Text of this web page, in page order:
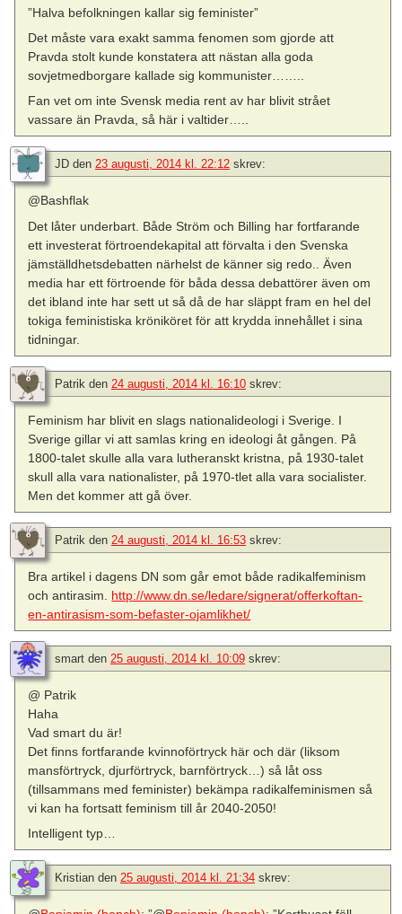
”Halva befolkningen kallar sig feminister”
Det måste vara exakt samma fenomen som gjorde att
Pravda stolt kunde konstatera att nästan alla goda
sovjetmedborgare kallade sig kommunister……..
Fan vet om inte Svensk media rent av har blivit strået
vassare än Pravda, så här i valtider…..
JD den 23 augusti, 2014 kl. 22:12 skrev:
@Bashflak
Det låter underbart. Både Ström och Billing har fortfarande
ett investerat förtroendekapital att förvalta i den Svenska
jämställdhetsdebatten närhelst de känner sig redo.. Även
media har ett förtroende för båda dessa debattörer även om
det ibland inte har sett ut så då de har släppt fram en hel del
tokiga feministiska kröniköret för att krydda innehållet i sina
tidningar.
Patrik den 24 augusti, 2014 kl. 16:10 skrev:
Feminism har blivit en slags nationalideologi i Sverige. I
Sverige gillar vi att samlas kring en ideologi åt gången. På
1800-talet skulle alla vara lutheranskt kristna, på 1930-talet
skull alla vara nationalister, på 1970-tlet alla vara socialister.
Men det kommer att gå över.
Patrik den 24 augusti, 2014 kl. 16:53 skrev:
Bra artikel i dagens DN som går emot både radikalfeminism
och antirasim. http://www.dn.se/ledare/signerat/offerkoftan-
en-antirasism-som-befaster-ojamlikhet/
smart den 25 augusti, 2014 kl. 10:09 skrev:
@ Patrik
Haha
Vad smart du är!
Det finns fortfarande kvinnoförtryck här och där (liksom
mansförtryck, djurförtryck, barnförtryck…) så låt oss
(tillsammans med feminister) bekämpa radikalfeminismen så
vi kan ha fortsatt feminism till år 2040-2050!
Intelligent typ…
Kristian den 25 augusti, 2014 kl. 21:34 skrev: